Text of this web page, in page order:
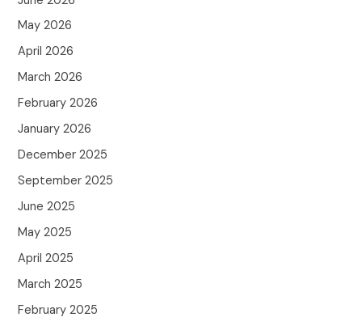
May 2026
April 2026
March 2026
February 2026
January 2026
December 2025
September 2025
June 2025
May 2025
April 2025
March 2025
February 2025